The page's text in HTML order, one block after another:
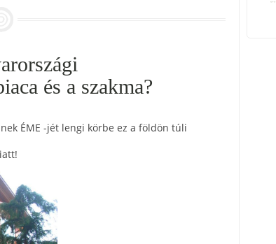
és a szakma?
ÉME -jét lengi körbe ez a földön túli